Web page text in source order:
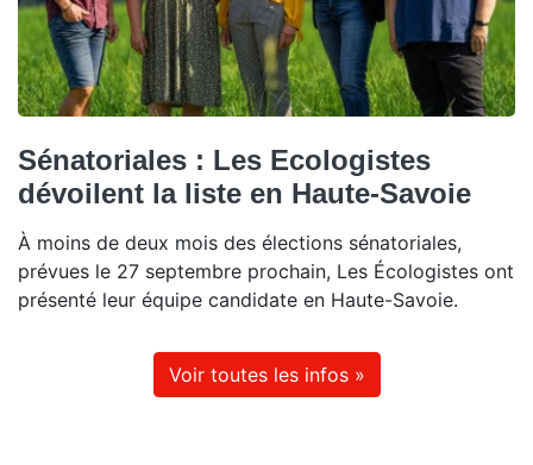
Sénatoriales : Les Ecologistes
dévoilent la liste en Haute-Savoie
À moins de deux mois des élections sénatoriales,
prévues le 27 septembre prochain, Les Écologistes ont
présenté leur équipe candidate en Haute-Savoie.
Voir toutes les infos »